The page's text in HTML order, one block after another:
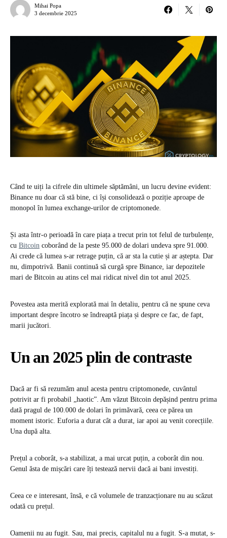
Mihai Popa
3 decembrie 2025
Când te uiți la cifrele din ultimele săptămâni, un lucru devine evident:
Binance nu doar că stă bine, ci își consolidează o poziție aproape de
monopol în lumea exchange-urilor de criptomonede.
Și asta într-o perioadă în care piața a trecut prin tot felul de turbulențe,
cu Bitcoin coborând de la peste 95.000 de dolari undeva spre 91.000.
Ai crede că lumea s-ar retrage puțin, că ar sta la cutie și ar aștepta. Dar
nu, dimpotrivă. Banii continuă să curgă spre Binance, iar depozitele
mari de Bitcoin au atins cel mai ridicat nivel din tot anul 2025.
Povestea asta merită explorată mai în detaliu, pentru că ne spune ceva
important despre încotro se îndreaptă piața și despre ce fac, de fapt,
marii jucători.
Un an 2025 plin de contraste
Dacă ar fi să rezumăm anul acesta pentru criptomonede, cuvântul
potrivit ar fi probabil „haotic”. Am văzut Bitcoin depășind pentru prima
dată pragul de 100.000 de dolari în primăvară, ceea ce părea un
moment istoric. Euforia a durat cât a durat, iar apoi au venit corecțiile.
Una după alta.
Prețul a coborât, s-a stabilizat, a mai urcat puțin, a coborât din nou.
Genul ăsta de mișcări care îți testează nervii dacă ai bani investiți.
Ceea ce e interesant, însă, e că volumele de tranzacționare nu au scăzut
odată cu prețul.
Oamenii nu au fugit. Sau, mai precis, capitalul nu a fugit. S-a mutat, s-